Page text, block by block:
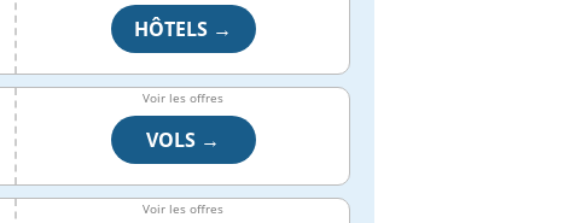
HÔTELS →
Voir les offres
VOLS →
Voir les offres